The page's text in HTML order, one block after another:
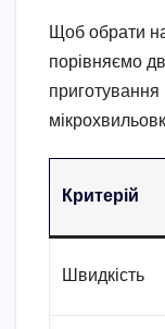
Щоб обрати
порівняємо
приготування
Критерій
Швидкість